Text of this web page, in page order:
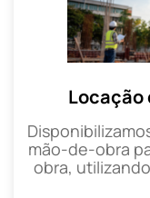
Locação
mão-de-obra
obra,